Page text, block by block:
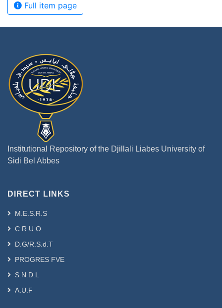
Full item page
Institutional Repository of the Djillali Liabes University of
Sidi Bel Abbes
DIRECT LINKS
M.E.S.R.S
C.R.U.O
D.G/R.S.d.T
PROGRES FVE
S.N.D.L
A.U.F